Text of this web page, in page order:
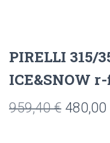
PIRELLI 315/
ICE&SNOW
959,40€ 480,00